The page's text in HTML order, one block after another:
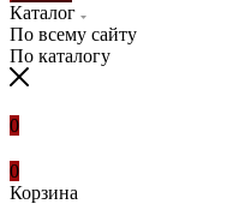
Каталог
По всему сайту
По каталогу
0
0
Корзина